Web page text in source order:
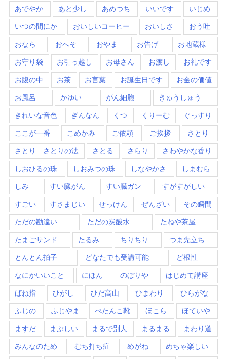
あでやか あと少し あめつち いいです いじめ
いつの間にか おいしいコーヒー おいしさ おう吐
おなら おへそ おやま お告げ お地蔵様
お守り袋 お引っ越し お母さん お渡し お礼です
お腹の中 お茶 お言葉 お誕生日です お金の価値
お風呂 かゆい がん細胞 きゅうしゅう
きれいな音色 ぎんなん くつ くりーむ ぐっすり
ここが一番 こめかみ ご依頼 ご挨拶 さとり
さとり さとりの法 さとる さらり さわやかな香り
しおひるの珠 しおみつの珠 しなやかさ しまむら
しみ すい臓がん すい臓ガン すがすがしい
すごい すさまじい せっけん ぜんざい その瞬間
ただの勘違い ただの炭酸水 たねや茶屋
たまごサンド たるみ ちりちり つま先立ち
とんとん拍子 どなたでも受講可能 ど根性
なにかいいこと にほん のぼりや はじめて講座
ばね指 ひがし ひだ高山 ひまわり ひらがな
ふじの ふじやま ぺたんこ靴 ほこら ほていや
ますだ まぶしい まるで別人 まるまる まわり道
みんなのため むち打ち症 めがね めちゃ楽しい